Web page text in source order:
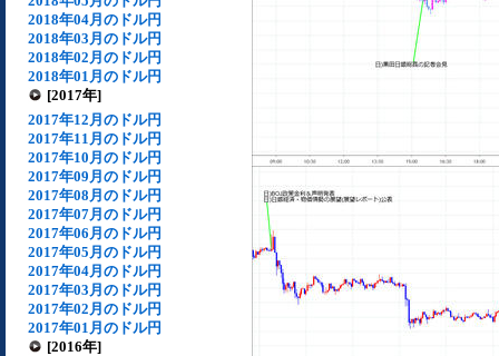
2018年04月のドル円
2018年03月のドル円
2018年02月のドル円
2018年01月のドル円
[2017年]
2017年12月のドル円
2017年11月のドル円
2017年10月のドル円
2017年09月のドル円
2017年08月のドル円
2017年07月のドル円
2017年06月のドル円
2017年05月のドル円
2017年04月のドル円
2017年03月のドル円
2017年02月のドル円
2017年01月のドル円
[2016年]